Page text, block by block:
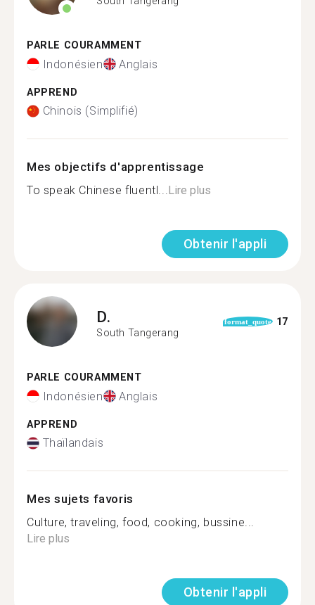
PARLE COURAMMENT
Indonésien Anglais
APPREND
Chinois (Simplifié)
Mes objectifs d'apprentissage
To speak Chinese fluentl...Lire plus
Obtenir l'appli
D.
South Tangerang
format_quote 17
PARLE COURAMMENT
Indonésien Anglais
APPREND
Thaïlandais
Mes sujets favoris
Culture, traveling, food, cooking, bussine...
Lire plus
Obtenir l'appli